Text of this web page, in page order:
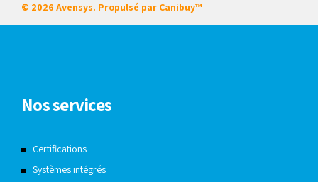
© 2026 Avensys. Propulsé par Canibuy™
Nos services
Certifications
Systèmes intégrés